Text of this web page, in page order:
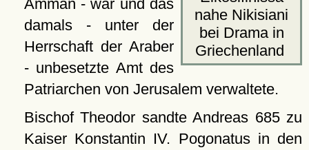
nahe Nikisiani
bei Drama in
Griechenland
Amman - war und das
damals - unter der
Herrschaft der Araber
- unbesetzte Amt des
Patriarchen von Jerusalem verwaltete.
Bischof Theodor sandte Andreas 685 zu
Kaiser Konstantin IV. Pogonatus in den